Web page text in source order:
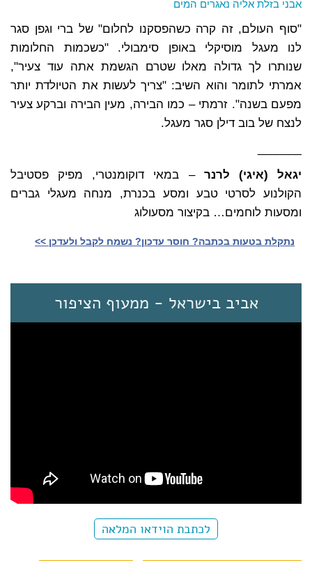
אבני בזלת אליה נאגרים המים
"סוף העולם, זה קרה כשהפסקנו לחלום" של ברי וגפן סגר
לנו מעגל מוסיקלי באופן סימבולי. "כשכמות החלומות
שנותרו לך גדולה מאלו שטרם הגשמת אתה עוד צעיר",
אמרתי לתומר והוא השיב: "צריך לעשות את הטיולדת יותר
מפעם בשנה". זרמתי – כמו הבירה, מעין הבירה וברקע צעיר
לנצח של בוב דילן סגר מעגל.
יגאל (איגי) לרנר – במאי דוקומנטרי, מפיק פסטיבל
הקולנוע לסרטי טבע ומסע בכנרת, מנחה מעגלי גברים
ומסעות לוחמים… בקיצור מסעולוג
נתקלת בטעות בכתבה? חוסר עדכון? נשמח לקבל ולעדכן >>‎
אביב בישראל - ממעוף הציפור
לכתבת הוידאו המלאה